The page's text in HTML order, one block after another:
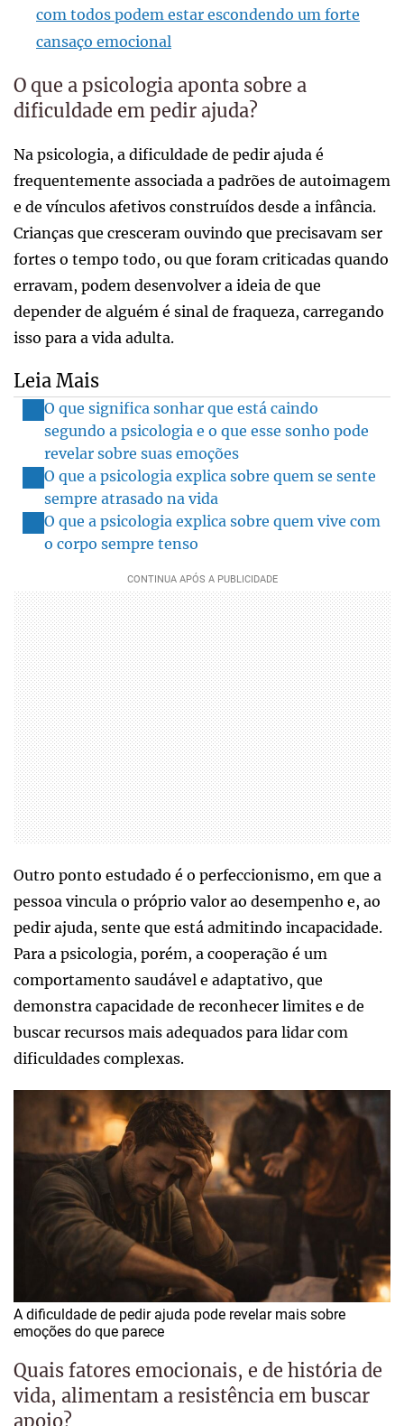
com todos podem estar escondendo um forte
cansaço emocional
O que a psicologia aponta sobre a
dificuldade em pedir ajuda?
Na psicologia, a dificuldade de pedir ajuda é
frequentemente associada a padrões de autoimagem
e de vínculos afetivos construídos desde a infância.
Crianças que cresceram ouvindo que precisavam ser
fortes o tempo todo, ou que foram criticadas quando
erravam, podem desenvolver a ideia de que
depender de alguém é sinal de fraqueza, carregando
isso para a vida adulta.
Leia Mais
O que significa sonhar que está caindo
segundo a psicologia e o que esse sonho pode
revelar sobre suas emoções
O que a psicologia explica sobre quem se sente
sempre atrasado na vida
O que a psicologia explica sobre quem vive com
o corpo sempre tenso
Outro ponto estudado é o perfeccionismo, em que a
pessoa vincula o próprio valor ao desempenho e, ao
pedir ajuda, sente que está admitindo incapacidade.
Para a psicologia, porém, a cooperação é um
comportamento saudável e adaptativo, que
demonstra capacidade de reconhecer limites e de
buscar recursos mais adequados para lidar com
dificuldades complexas.
A dificuldade de pedir ajuda pode revelar mais sobre
emoções do que parece
Quais fatores emocionais, e de história de
vida, alimentam a resistência em buscar
apoio?